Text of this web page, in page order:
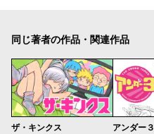
同じ著者の作品・関連作品
ザ・キンクス アンダー３